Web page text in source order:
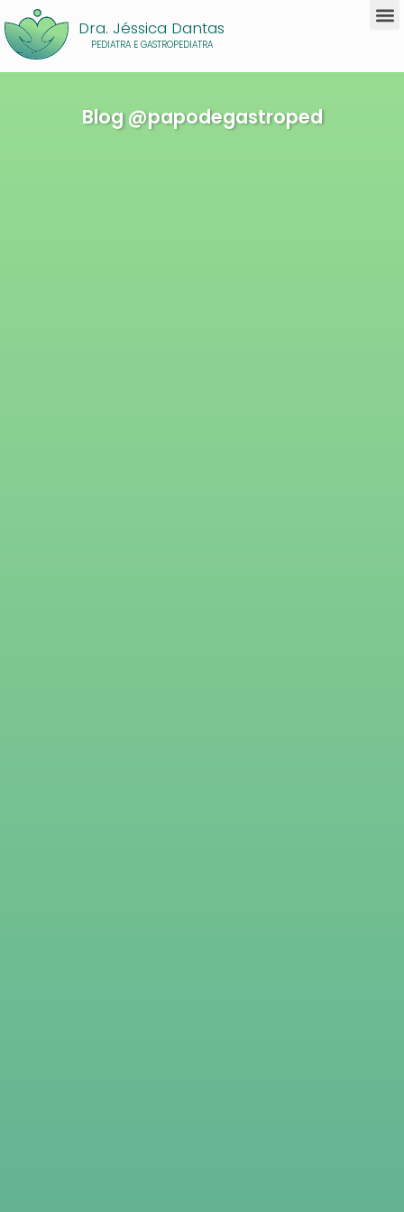
Dra. Jéssica Dantas
PEDIATRA E GASTROPEDIATRA
Blog @papodegastroped